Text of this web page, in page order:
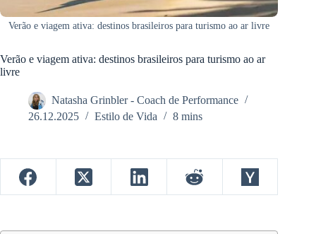
Verão e viagem ativa: destinos brasileiros para turismo ao ar livre
Verão e viagem ativa: destinos brasileiros para turismo ao ar
livre
Natasha Grinbler - Coach de Performance
26.12.2025
Estilo de Vida 8 mins